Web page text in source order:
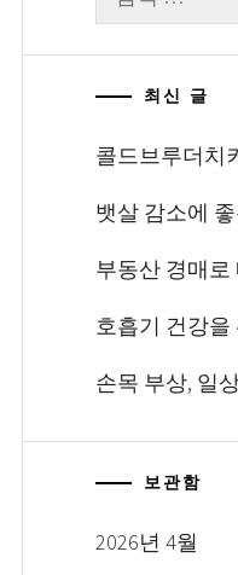
색:
최신 글
콜드브루더치
뱃살 감소에
부동산 경매로
호흡기 건강을
손목 부상, 일
보관함
2026년 4월